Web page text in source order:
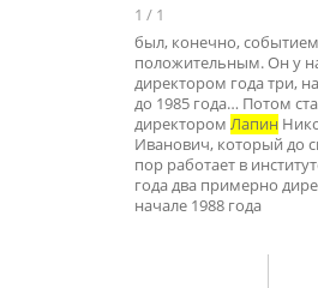
1 / 1
был, конечно, событием
положительным. Он у
директором года три,
до 1985 года… Потом
директором Лапин
Иванович, который до
пор работает в
года два примерно
начале 1988 года